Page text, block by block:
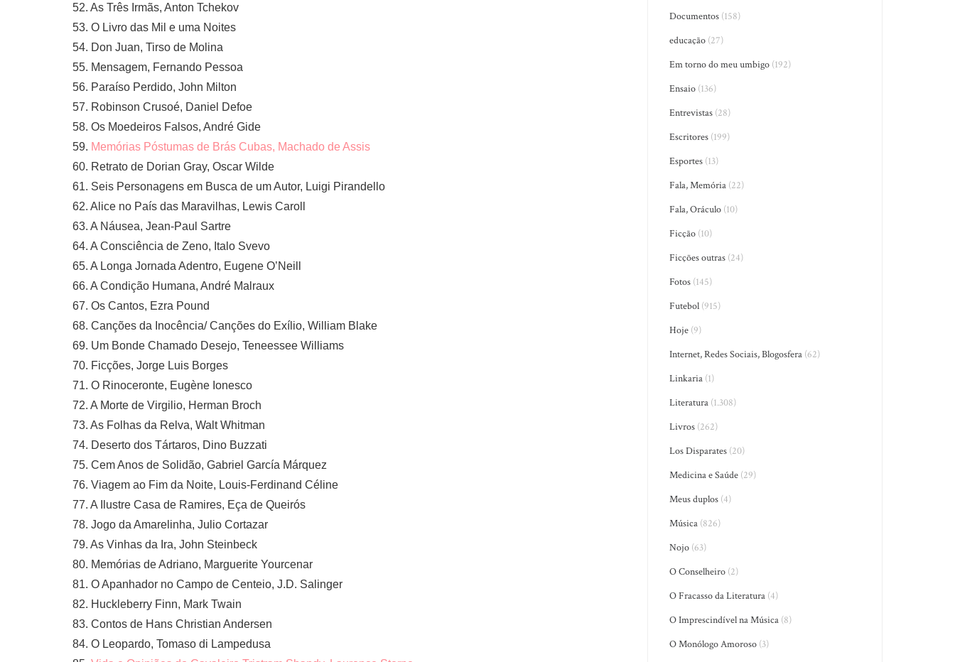
52. As Três Irmãs, Anton Tchekov
53. O Livro das Mil e uma Noites
54. Don Juan, Tirso de Molina
55. Mensagem, Fernando Pessoa
56. Paraíso Perdido, John Milton
57. Robinson Crusoé, Daniel Defoe
58. Os Moedeiros Falsos, André Gide
59. Memórias Póstumas de Brás Cubas, Machado de Assis
60. Retrato de Dorian Gray, Oscar Wilde
61. Seis Personagens em Busca de um Autor, Luigi Pirandello
62. Alice no País das Maravilhas, Lewis Caroll
63. A Náusea, Jean-Paul Sartre
64. A Consciência de Zeno, Italo Svevo
65. A Longa Jornada Adentro, Eugene O’Neill
66. A Condição Humana, André Malraux
67. Os Cantos, Ezra Pound
68. Canções da Inocência/ Canções do Exílio, William Blake
69. Um Bonde Chamado Desejo, Teneessee Williams
70. Ficções, Jorge Luis Borges
71. O Rinoceronte, Eugène Ionesco
72. A Morte de Virgilio, Herman Broch
73. As Folhas da Relva, Walt Whitman
74. Deserto dos Tártaros, Dino Buzzati
75. Cem Anos de Solidão, Gabriel García Márquez
76. Viagem ao Fim da Noite, Louis-Ferdinand Céline
77. A Ilustre Casa de Ramires, Eça de Queirós
78. Jogo da Amarelinha, Julio Cortazar
79. As Vinhas da Ira, John Steinbeck
80. Memórias de Adriano, Marguerite Yourcenar
81. O Apanhador no Campo de Centeio, J.D. Salinger
82. Huckleberry Finn, Mark Twain
83. Contos de Hans Christian Andersen
84. O Leopardo, Tomaso di Lampedusa
Documentos (158)
educação (27)
Em torno do meu umbigo (192)
Ensaio (136)
Entrevistas (28)
Escritores (199)
Esportes (13)
Fala, Memória (22)
Fala, Oráculo (10)
Ficção (10)
Ficções outras (24)
Fotos (145)
Futebol (915)
Hoje (9)
Internet, Redes Sociais, Blogosfera (62)
Linkaria (1)
Literatura (1.308)
Livros (262)
Los Disparates (20)
Medicina e Saúde (29)
Meus duplos (4)
Música (826)
Nojo (63)
O Conselheiro (2)
O Fracasso da Literatura (4)
O Imprescindível na Música (8)
O Monólogo Amoroso (3)